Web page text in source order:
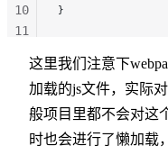
}
10
11
这里我们注意下
加载的js文件，实际
般项目里都不会对这
时也会进行了懒加载